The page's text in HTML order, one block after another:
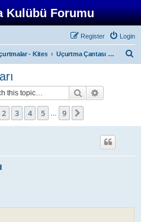
Kulübü Forumu
Login
Register
- Kites Uçurtma Çantası - Kite Bag
Search
1of 9
2 3 4 5 9